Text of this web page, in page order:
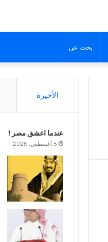
الأخيرة
عندما اعشق مصر !
5 أغسطس، 2026